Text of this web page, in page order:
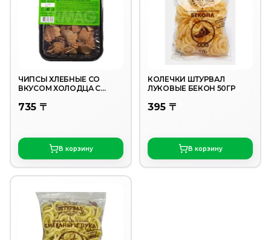
ЧИПСЫ ХЛЕБНЫЕ СО
ВКУСОМ ХОЛОДЦА С
735 〒
В корзину
КОЛЕЧКИ ШТУРВАЛ
ЛУКОВЫЕ БЕКОН 50ГР
395 〒
В корзину